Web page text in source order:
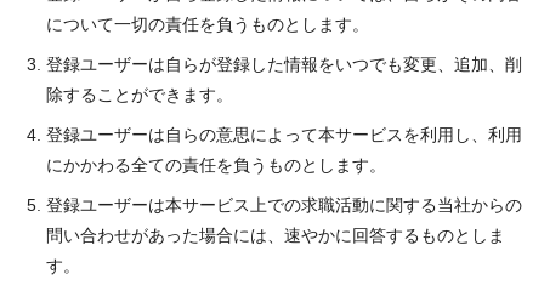
について一切の責任を負うものとします。
登録ユーザーは自らが登録した情報をいつでも変更、追加、削
除することができます。
登録ユーザーは自らの意思によって本サービスを利用し、利用
にかかわる全ての責任を負うものとします。
登録ユーザーは本サービス上での求職活動に関する当社からの
問い合わせがあった場合には、速やかに回答するものとしま
す。